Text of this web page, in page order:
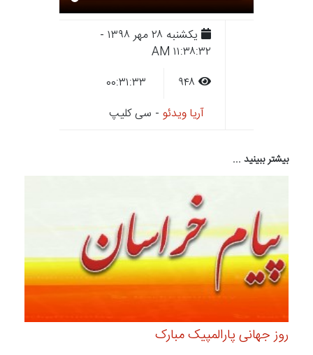
يکشنبه ۲۸ مهر ۱۳۹۸ -
۱۱:۳۸:۳۲ AM
آریا ویدئو - سی کلیپ
بیشتر ببینید ...
روز جهانی پارالمپیک مبارک